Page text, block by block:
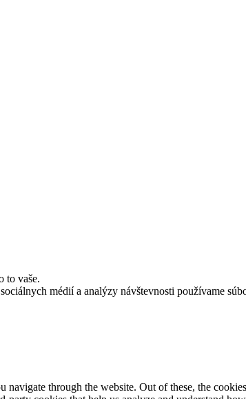
to vaše.
médií a analýzy návštevnosti používame
through the website. Out of these, the